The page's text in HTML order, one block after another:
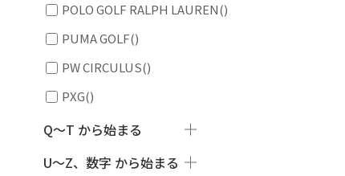
POLO GOLF RALPH LAUREN()
PUMA GOLF()
PW CIRCULUS()
PXG()
Q～T から始まる
U～Z、数字 から始まる